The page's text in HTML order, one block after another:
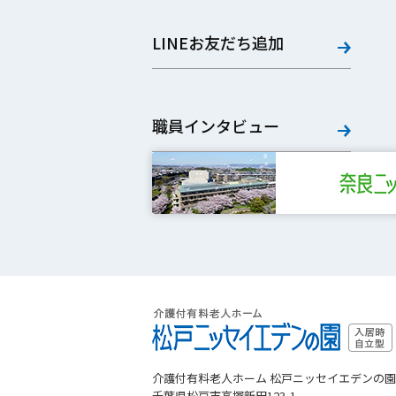
LINEお友だち追加
職員インタビュー
介護付有料老人ホーム 松戸ニッセイエデンの園